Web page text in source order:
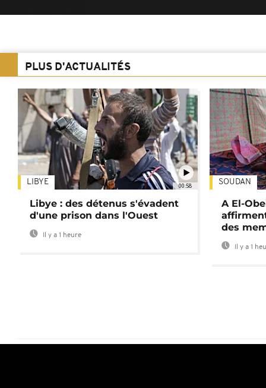
PLUS D'ACTUALITÉS
00:58
LIBYE
Libye : des détenus s'évadent
d'une prison dans l'Ouest
Il y a 1 heure
SOUDAN
A El-
des
Il y a 1